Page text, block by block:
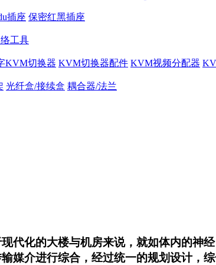
插座 保密红黑插座
工具
KVM切换器 KVM切换器配件 KVM视频分配器
光纤盒/接续盒 耦合器/法兰
代化的大楼与机房来说，就如体内的神
媒介进行综合，经过统一的规划设计，